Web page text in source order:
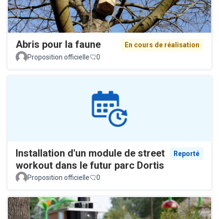
Abris pour la faune
En cours de réalisation
Proposition officielle
0
Installation d'un module de street
workout dans le futur parc Dortis
Reporté
Proposition officielle 0